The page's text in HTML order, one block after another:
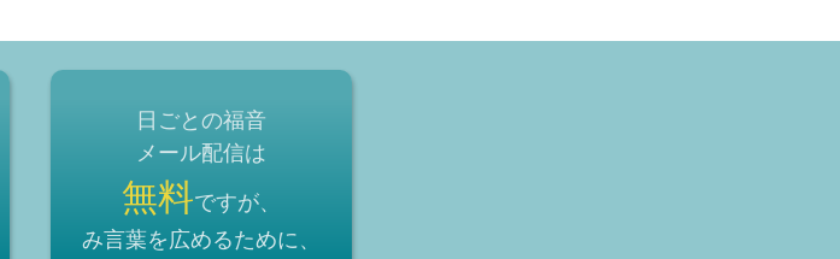
日ごとの福音
メール配信は
無料ですが、
み言葉を広めるために、